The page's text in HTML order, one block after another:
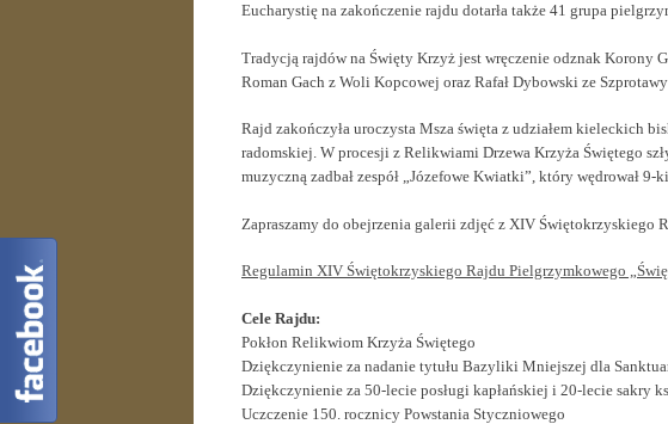
Eucharystię na zakończenie rajdu dotarła także 41 grupa
Tradycją rajdów na Święty Krzyż jest wręczenie odznak Korony
Roman Gach z Woli Kopcowej oraz Rafał Dybowski ze
Rajd zakończyła uroczysta Msza święta z udziałem kieleckich
radomskiej. W procesji z Relikwiami Drzewa Krzyża Świętego
muzyczną zadbał zespół „Józefowe Kwiatki”, który wędrował
Zapraszamy do obejrzenia galerii zdjęć z XIV Świętokrzyskiego
Regulamin XIV Świętokrzyskiego Rajdu Pielgrzymkowego
Cele Rajdu:
Pokłon Relikwiom Krzyża Świętego
Dziękczynienie za nadanie tytułu Bazyliki Mniejszej dla
Dziękczynienie za 50-lecie posługi kapłańskiej i 20-lecie sakry
Uczczenie 150. rocznicy Powstania Styczniowego